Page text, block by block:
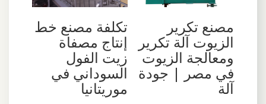
مصنع تكرير
الزيوت آلة تكرير
ومعالجة الزيوت
في مصر | جودة
آلة
تكلفة مصنع خط
إنتاج مصفاة
زيت الفول
السوداني في
موريتانيا